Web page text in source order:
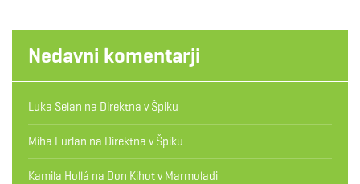
Nedavni komentarji
Luka Selan na Direktna v Špiku
Miha Furlan na Direktna v Špiku
Kamila Hollá na Don Kihot v Marmoladi